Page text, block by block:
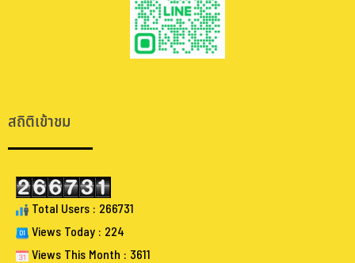
สถิติเข้าชม
Total Users : 266731
Views Today : 224
Views This Month : 3611